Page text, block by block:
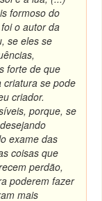
formoso do
o autor da
se eles se
forte de que
criatura se pode
criador.
porque, se
exame das
coisas que
perdão,
poderem fazer
mais